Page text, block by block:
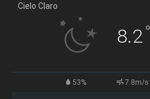
Cielo Claro
8.2°
53% 7.8m/s